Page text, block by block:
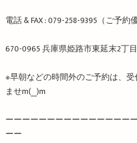
電話& FAX : 079-258-9395 （ご予約
670-0965兵庫県姫路市東延末2丁目
※早朝などの時間外のご予約は、
ませm(__ )m
ーーーーーーーーーーーーーーー
ーー